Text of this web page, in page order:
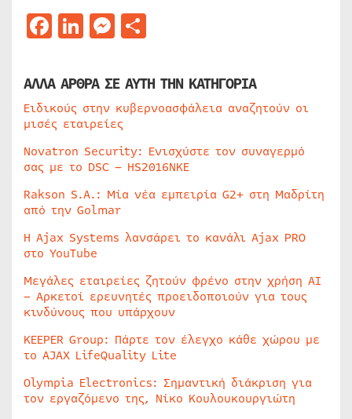
Facebook
LinkedIn
Messenger
ΑΛΛΑ ΑΡΘΡΑ ΣΕ ΑΥΤΗ ΤΗΝ ΚΑΤΗΓΟΡΙΑ
Ειδικούς στην κυβερνοασφάλεια αναζητούν οι
μισές εταιρείες
Novatron Security: Ενισχύστε τον συναγερμό
σας με το DSC – HS2016NKE
Rakson S.A.: Μία νέα εμπειρία G2+ στη Μαδρίτη
από την Golmar
Η Ajax Systems λανσάρει το κανάλι Ajax PRO
στο YouTube
Μεγάλες εταιρείες ζητούν φρένο στην χρήση AI
– Αρκετοί ερευνητές προειδοποιούν για τους
κινδύνους που υπάρχουν
KEEPER Group: Πάρτε τον έλεγχο κάθε χώρου με
το AJAX LifeQuality Lite
Olympia Electronics: Σημαντική διάκριση για
τον εργαζόμενο της, Νίκο Κουλουκουργιώτη